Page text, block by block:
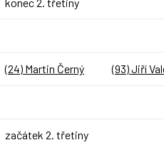
konec 2. třetiny
(24) Martin Černý (93) Jiří
začátek 2. třetiny